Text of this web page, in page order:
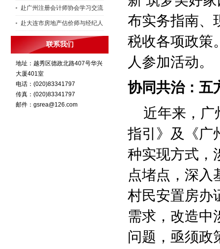
赴广州注册会计师协会学习交流
赴大连市房地产估价师与经纪人
联系我们
地址：越秀区德政北路407号华兴
大厦401室
电话：(020)83341797
传真：(020)83341797
邮件：gsrea@126.com
布实务指南、
税收各项政策
人参加活动。
协同共治：五
近年来，广
指引》及《广
种实现方式，
点堵点，深入
村民安置房办
需求，改造中
问题，亟须政